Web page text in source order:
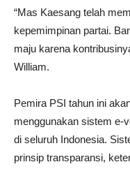
“Mas Kaesang telah
kepemimpinan partai.
maju karena
William.
Pemira PSI tahun ini
menggunakan sistem e-
di seluruh Indonesia.
prinsip transparansi,